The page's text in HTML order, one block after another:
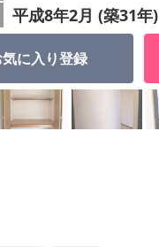
気に入り登録
平成8年2月 (築31年)